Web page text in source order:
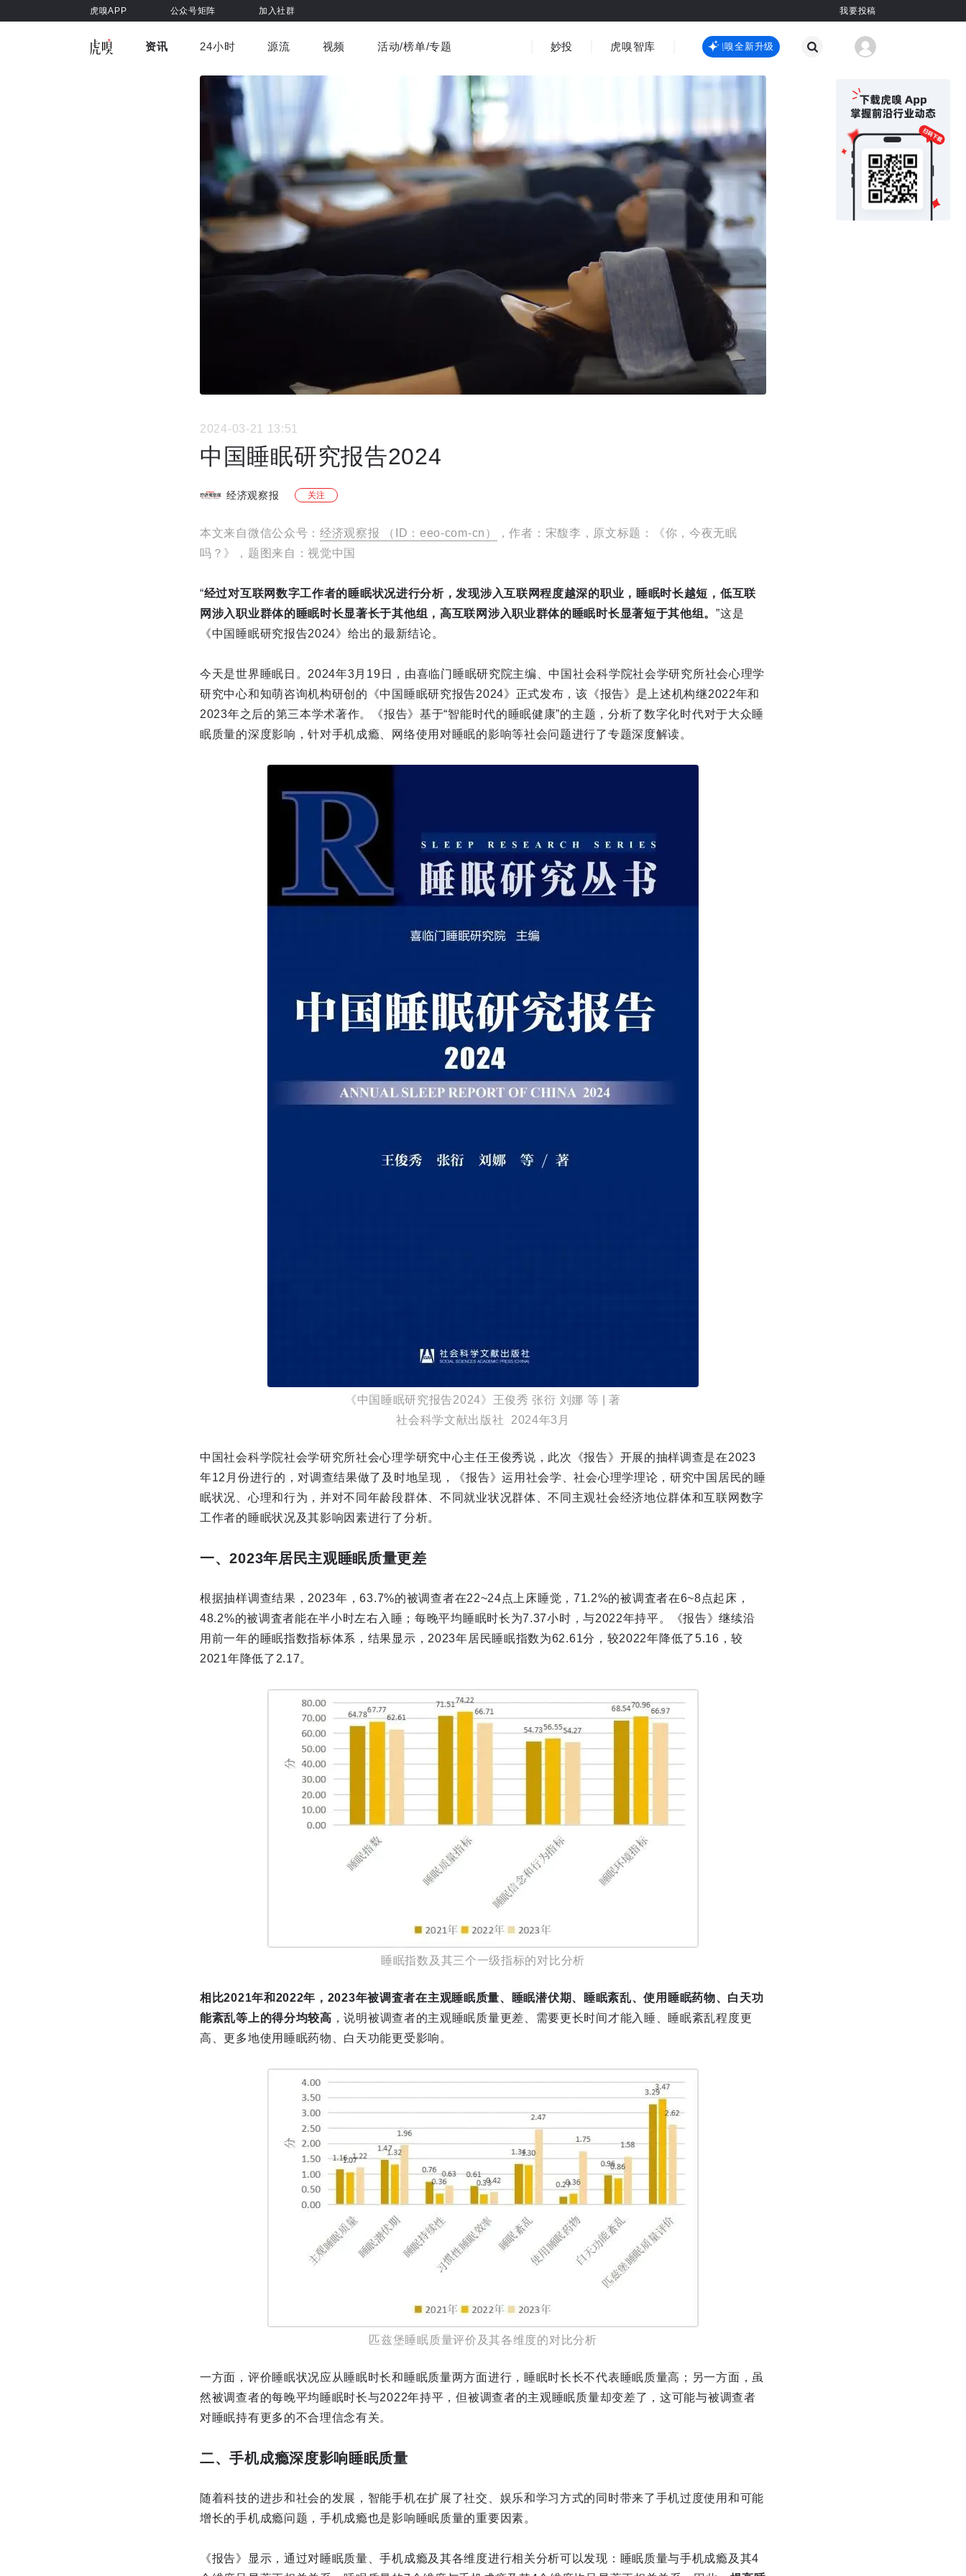
虎嗅APP 公众号矩阵 加入社群 我要投稿
资讯
车与出行 商业消费 社会文化 金融财经
国际热点
3C数码
24小时 源流 视频 活动/榜单/专题 妙投 虎嗅智库 虎嗅嗅全新升级 虎嗅嗅全新升级
2024-03-21 13:51
中国睡眠研究报告2024
经济观察报 关注
本文来自微信公众号： 经济观察报 （ID：eeo-com-cn）
，作者：宋馥李，原文标题：《你，今夜无眠
吗？》，题图来自：视觉中国
“经过对互联网数字工作者的睡眠状况进行分析，发现涉入互联网程度越深的职业，睡眠时长越短，低互联
网涉入职业群体的睡眠时长显著长于其他组，高互联网涉入职业群体的睡眠时长显著短于其他组。”这是
《中国睡眠研究报告2024》给出的最新结论。
今天是世界睡眠日。2024年3月19日，由喜临门睡眠研究院主编、中国社会科学院社会学研究所社会心理学
研究中心和知萌咨询机构研创的《中国睡眠研究报告2024》正式发布，该《报告》是上述机构继2022年和
2023年之后的第三本学术著作。《报告》基于“智能时代的睡眠健康”的主题，分析了数字化时代对于大众睡
眠质量的深度影响，针对手机成瘾、网络使用对睡眠的影响等社会问题进行了专题深度解读。
《中国睡眠研究报告2024》王俊秀 张衍 刘娜 等 | 著
社会科学文献出版社 2024年3月
中国社会科学院社会学研究所社会心理学研究中心主任王俊秀说，此次《报告》开展的抽样调查是在2023
年12月份进行的，对调查结果做了及时地呈现，《报告》运用社会学、社会心理学理论，研究中国居民的睡
眠状况、心理和行为，并对不同年龄段群体、不同就业状况群体、不同主观社会经济地位群体和互联网数字
工作者的睡眠状况及其影响因素进行了分析。
一、2023年居民主观睡眠质量更差
根据抽样调查结果，2023年，63.7%的被调查者在22~24点上床睡觉，71.2%的被调査者在6~8点起床，
48.2%的被调査者能在半小时左右入睡；每晚平均睡眠时长为7.37小时，与2022年持平。《报告》继续沿
用前一年的睡眠指数指标体系，结果显示，2023年居民睡眠指数为62.61分，较2022年降低了5.16，较
2021年降低了2.17。
睡眠指数及其三个一级指标的对比分析
相比2021年和2022年，2023年被调査者在主观睡眠质量、睡眠潜伏期、睡眠紊乱、使用睡眠药物、白天功
能紊乱等上的得分均较高 ，说明被调查者的主观睡眠质量更差、需要更长时间才能入睡、睡眠紊乱程度更
高、更多地使用睡眠药物、白天功能更受影响。
匹兹堡睡眠质量评价及其各维度的对比分析
一方面，评价睡眠状况应从睡眠时长和睡眠质量两方面进行，睡眠时长长不代表睡眠质量高；另一方面，虽
然被调查者的每晚平均睡眠时长与2022年持平，但被调查者的主观睡眠质量却变差了，这可能与被调查者
对睡眠持有更多的不合理信念有关。
二、手机成瘾深度影响睡眠质量
随着科技的进步和社会的发展，智能手机在扩展了社交、娱乐和学习方式的同时带来了手机过度使用和可能
增长的手机成瘾问题，手机成瘾也是影响睡眠质量的重要因素。
《报告》显示，通过对睡眠质量、手机成瘾及其各维度进行相关分析可以发现：睡眠质量与手机成瘾及其4